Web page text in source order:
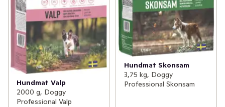
Hundmat Valp
2000 g, Doggy
Professional Valp
Hundmat Skonsam
3,75 kg, Doggy
Professional Skonsam